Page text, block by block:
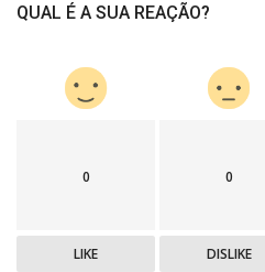
QUAL É A SUA REAÇÃO?
0
LIKE
0
DISLIKE